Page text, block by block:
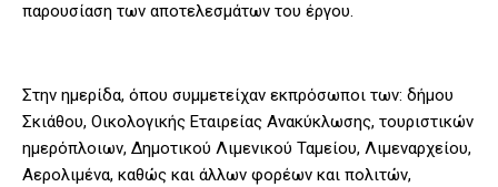
παρουσίαση των αποτελεσμάτων του έργου.
Στην ημερίδα, όπου συμμετείχαν εκπρόσωποι των: δήμου
Σκιάθου, Οικολογικής Εταιρείας Ανακύκλωσης, τουριστικών
ημερόπλοιων, Δημοτικού Λιμενικού Ταμείου, Λιμεναρχείου,
Αερολιμένα, καθώς και άλλων φορέων και πολιτών,